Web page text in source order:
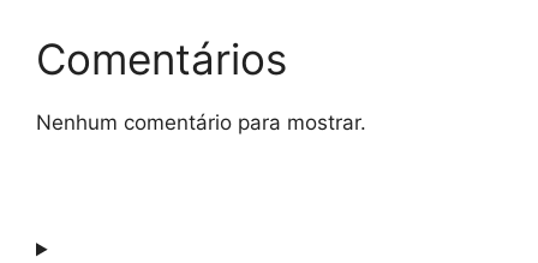
Comentários
Nenhum comentário para mostrar.